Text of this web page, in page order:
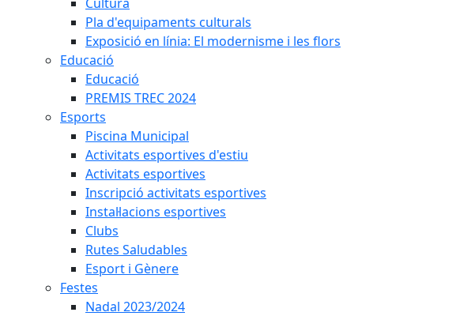
Pla d'equipaments culturals
Exposició en línia: El modernisme i les flors
Educació
Educació
PREMIS TREC 2024
Esports
Piscina Municipal
Activitats esportives d'estiu
Activitats esportives
Inscripció activitats esportives
Instal·lacions esportives
Clubs
Rutes Saludables
Esport i Gènere
Festes
Nadal 2023/2024